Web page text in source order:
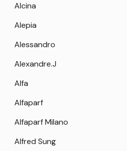
Alcina
Alepia
Alessandro
Alexandre.J
Alfa
Alfaparf
Alfaparf Milano
Alfred Sung